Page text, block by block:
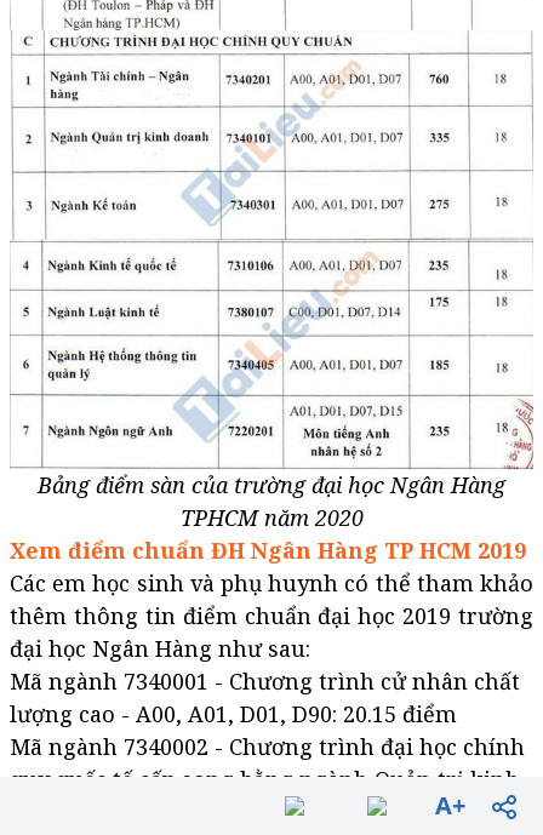
Bảng điểm sàn của trường đại học Ngân Hàng
TPHCM năm 2020
Xem điểm chuẩn ĐH Ngân Hàng TP HCM 2019
Các em học sinh và phụ huynh có thể tham khảo
thêm thông tin điểm chuẩn đại học 2019 trường
đại học Ngân Hàng như sau:
Mã ngành 7340001 - Chương trình cử nhân chất
lượng cao - A00, A01, D01, D90: 20.15 điểm
Mã ngành 7340002 - Chương trình đại học chính
quy quốc tế cấp song bằng ngành Quản trị kinh
doanh - A01, D01, D90, D96: 15.56 điểm
A+